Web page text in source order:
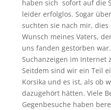
haben sich sofort auf die
leider erfolglos. Sogar
suchten sie nach mir,
Wunsch meines Vaters,
uns fanden gestorben
Suchanzeigen im Internet
Seitdem sind wir ein Teil
Korsika und es ist, als ob
dazugehört hätten. Viele
Gegenbesuche haben